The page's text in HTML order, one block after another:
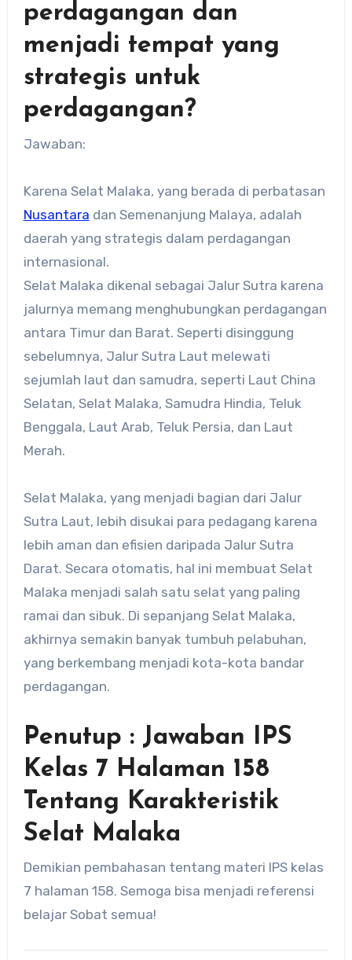
perdagangan dan
menjadi tempat yang
strategis untuk
perdagangan?
Jawaban:
Karena Selat Malaka, yang berada di perbatasan
Nusantara dan Semenanjung Malaya, adalah
daerah yang strategis dalam perdagangan
internasional.
Selat Malaka dikenal sebagai Jalur Sutra karena
jalurnya memang menghubungkan perdagangan
antara Timur dan Barat. Seperti disinggung
sebelumnya, Jalur Sutra Laut melewati
sejumlah laut dan samudra, seperti Laut China
Selatan, Selat Malaka, Samudra Hindia, Teluk
Benggala, Laut Arab, Teluk Persia, dan Laut
Merah.
Selat Malaka, yang menjadi bagian dari Jalur
Sutra Laut, lebih disukai para pedagang karena
lebih aman dan efisien daripada Jalur Sutra
Darat. Secara otomatis, hal ini membuat Selat
Malaka menjadi salah satu selat yang paling
ramai dan sibuk. Di sepanjang Selat Malaka,
akhirnya semakin banyak tumbuh pelabuhan,
yang berkembang menjadi kota-kota bandar
perdagangan.
Penutup : Jawaban IPS
Kelas 7 Halaman 158
Tentang Karakteristik
Selat Malaka
Demikian pembahasan tentang materi IPS kelas
7 halaman 158. Semoga bisa menjadi referensi
belajar Sobat semua!